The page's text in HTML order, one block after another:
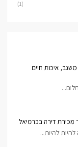
(1)
איכות חיים
להיות...